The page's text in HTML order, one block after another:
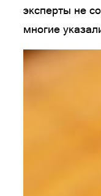
эксперты не
многие